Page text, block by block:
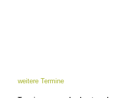
weitere Termine